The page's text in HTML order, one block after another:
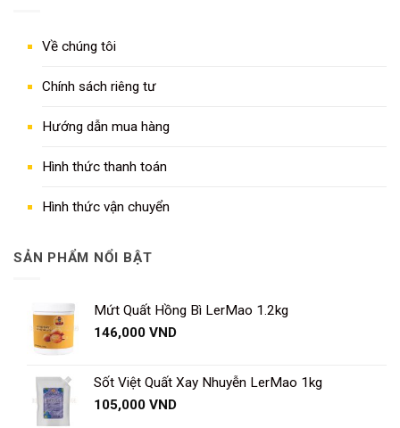
Về chúng tôi
Chính sách riêng tư
Hướng dẫn mua hàng
Hình thức thanh toán
Hình thức vận chuyển
SẢN PHẨM NỔI BẬT
Mứt Quất Hồng Bì LerMao 1.2kg
146,000 VND
Sốt Việt Quất Xay Nhuyễn LerMao 1kg
105,000 VND